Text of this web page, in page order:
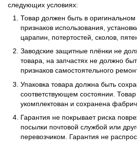
следующих условиях:
Товар должен быть в оригинальном
признаков использования,
царапин, потертостей, сколов,
Заводские защитные плёнки не
товара, на запчастях не должно
признаков самостоятельного
Упаковка товара должна быть
соответствующем состоянии.
укомплектован и сохранена
Гарантия не покрывает риска
посылки почтовой службой или
перевозчиком. Гарантия не